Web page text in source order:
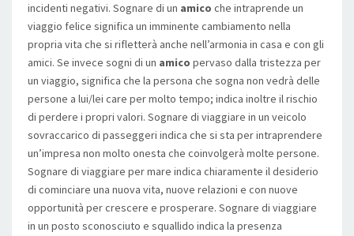
incidenti negativi. Sognare di un amico che intraprende un
viaggio felice significa un imminente cambiamento nella
propria vita che si rifletterà anche nell’armonia in casa e con gli
amici. Se invece sogni di un amico pervaso dalla tristezza per
un viaggio, significa che la persona che sogna non vedrà delle
persone a lui/lei care per molto tempo; indica inoltre il rischio
di perdere i propri valori. Sognare di viaggiare in un veicolo
sovraccarico di passeggeri indica che si sta per intraprendere
un’impresa non molto onesta che coinvolgerà molte persone.
Sognare di viaggiare per mare indica chiaramente il desiderio
di cominciare una nuova vita, nuove relazioni e con nuove
opportunità per crescere e prosperare. Sognare di viaggiare
in un posto sconosciuto e squallido indica la presenza